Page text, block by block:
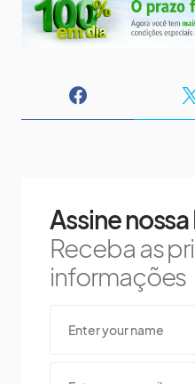
Assine
Receba as
informações